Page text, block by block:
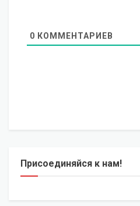
0 КОММЕНТАРИЕВ
Присоединяйся к нам!